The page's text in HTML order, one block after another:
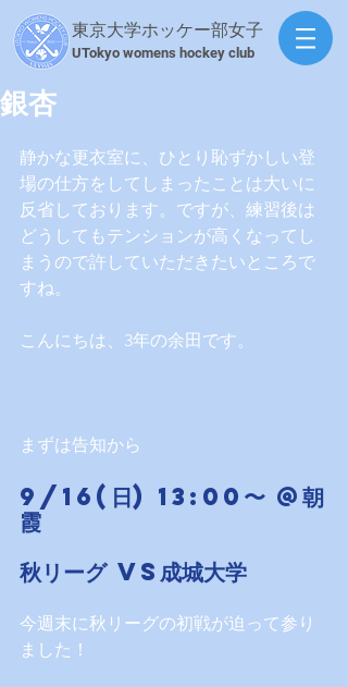
東京大学ホッケー部女子
​UTokyo womens hockey club
銀杏
静かな更衣室に、ひとり恥ずかしい登
場の仕方をしてしまったことは大いに
反省しております。ですが、練習後は
どうしてもテンションが高くなってし
まうので許していただきたいところで
すね。
こんにちは、3年の余田です。
まずは告知から
9/16(日) 13:00〜 @朝
霞
秋リーグ vs成城大学
今週末に秋リーグの初戦が迫って参り
ました！